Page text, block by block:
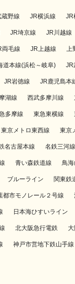
野線 JR横浜線 JR
JR埼京線 JR川越線
両毛線 JR上越線
道本線(浜松～岐阜) JR
JR岩徳線 JR鹿児島本
湖線 西武多摩川線
多摩線 東急東横線
東京メトロ東西線 東京
名古屋本線 名鉄三河線
青い森鉄道線 鳥
ブルーライン 関東鉄
都市モノレール２号線
日本海ひすいライン
北大阪急行電鉄
神戸市営地下鉄山手線